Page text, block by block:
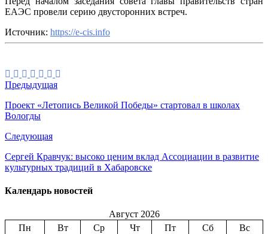
ЕАЭС провели серию двусторонних встреч.
Источник: https://e-cis.info
Предыдущая
Проект «Летопись Великой Победы» стартовал в школах
Вологды
Следующая
Сергей Кравчук: высоко ценим вклад Ассоциации в развитие
культурных традиций в Хабаровске
Календарь новостей
Август 2026
Пн
Вт Ср Чт Пт Сб
Вс